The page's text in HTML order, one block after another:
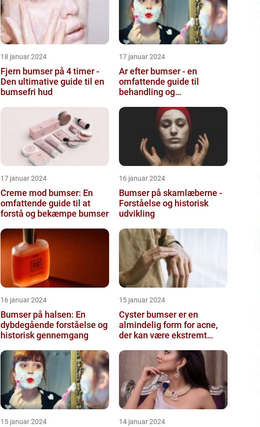
18 januar 2024
Fjern bumser på 4 timer -
Den ultimative guide til en
bumsefri hud
17 januar 2024
Ar efter bumser - en
omfattende guide til
behandling og
17 januar 2024
Creme mod bumser: En
omfattende guide til at
forstå og bekæmpe bumser
16 januar 2024
Bumser på skamlæberne -
Forståelse og historisk
udvikling
16 januar 2024
Bumser på halsen: En
dybdegående forståelse og
historisk gennemgang
15 januar 2024
Cyster bumser er en
almindelig form for acne,
der kan være ekstremt
for d...
15 januar 2024 14 januar 2024